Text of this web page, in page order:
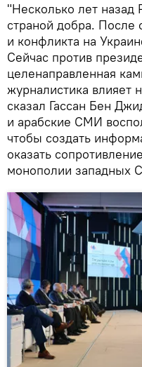
"Несколько лет назад
страной добра. После
и конфликта на
Сейчас против
целенаправленная
журналистика влияет
сказал Гассан Бен
и арабские СМИ
чтобы создать
оказать
монополии западных